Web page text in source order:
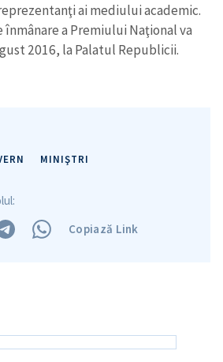
ai mediului academic.
a Premiului Naţional va
2016, la Palatul Republicii.
MINIŞTRI
Copiază Link